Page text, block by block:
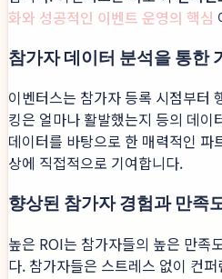
화와 성공적인 이벤트 운영의 핵심
참가자 데이터 분석을 통한
이벤터스는 참가자 등록 시점부터
킹은 얼마나 활발했는지 등의 데
데이터를 바탕으로 한 매력적인
상에 직접적으로 기여합니다.
향상된 참가자 경험과 만족
높은 ROI는 참가자들의 높은 만족
다. 참가자들은 스트레스 없이 컨